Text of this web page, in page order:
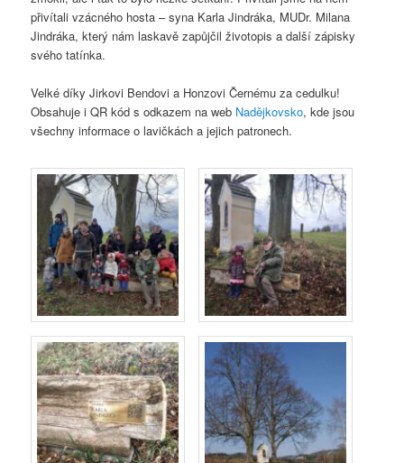
přivítali vzácného hosta – syna Karla Jindráka, MUDr. Milana
Jindráka, který nám laskavě zapůjčil životopis a další zápisky
svého tatínka.
Velké díky Jirkovi Bendovi a Honzovi Černému za cedulku!
Obsahuje i QR kód s odkazem na web Nadějkovsko, kde jsou
všechny informace o lavičkách a jejich patronech.